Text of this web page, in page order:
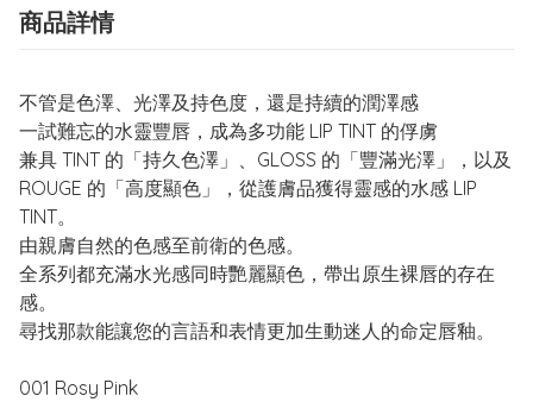
商品詳情
不管是色澤、光澤及持色度，還是持續的潤澤感
一試難忘的水靈豐唇，成為多功能 LIP TINT 的俘虜
兼具 TINT 的「持久色澤」、GLOSS 的「豐滿光澤」，以及
ROUGE 的「高度顯色」，從護膚品獲得靈感的水感 LIP
TINT。
由親膚自然的色感至前衛的色感。
全系列都充滿水光感同時艷麗顯色，帶出原生裸唇的存在
感。
尋找那款能讓您的言語和表情更加生動迷人的命定唇釉。
001 Rosy Pink